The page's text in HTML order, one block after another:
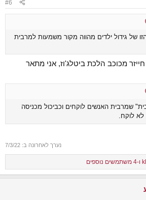
#6
של גידול ילדים מהווה מקור משמעות למרבית
מכוכב הלכת ביטלג'וז, אני מתאר
שמרבית האנשים לוקחים וכביכול מכניסה
לוקח.
נערך לאחרונה ב: 7/3/22
ו-4 משתמשים נוספים